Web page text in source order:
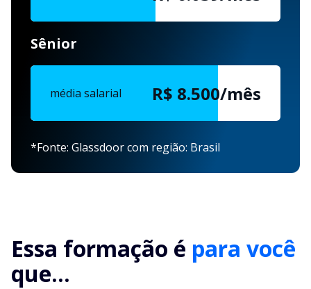
Sênior
média salarial R$ 8.500/mês
*Fonte: Glassdoor com região: Brasil
Essa formação é para você
que...